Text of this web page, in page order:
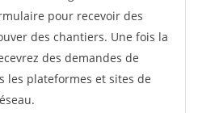
pour recevoir des
des chantiers. Une fois la
des demandes de
les plateformes et sites de